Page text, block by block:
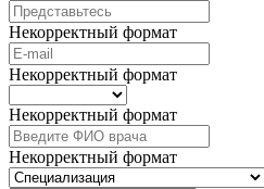
Некорректный формат
Некорректный формат
Некорректный формат
Некорректный формат